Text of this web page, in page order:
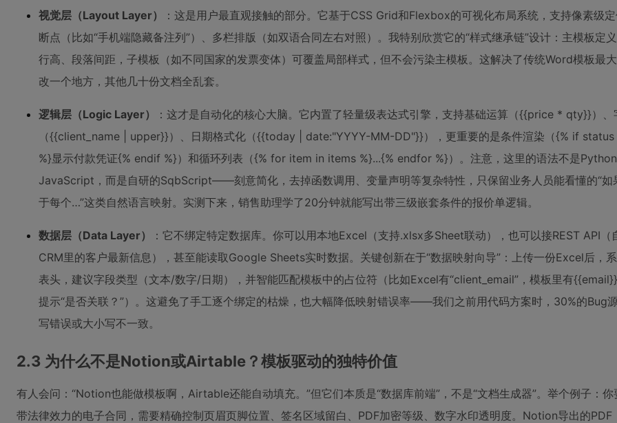
视觉层（Layout Layer）
：这是用户最直观接触的部分。它基于CSS Grid和Flexbox的可视化布局系统，支持像素级
断点（比如“手机端隐藏备注列”）、多栏排版（如双语合同左右对照）。我特别欣赏它的“样式继承链”设计：主模板定
行高、段落间距，子模板（如不同国家的发票变体）可覆盖局部样式，但不会污染主模板。这解决了传统Word模板
改一个地方，其他几十份文档全乱套。
逻辑层（Logic Layer）
：这才是自动化的核心大脑。它内置了轻量级表达式引擎，支持基础运算（{{price * qty}}）、
（{{client_name | upper}}）、日期格式化（{{today | date:"YYYY-MM-DD"}}），更重要的是条件渲染（{% if
%}显示付款凭证{% endif %}）和循环列表（{% for item in items %}...{% endfor %}）。注意，这里的语法不是
JavaScript，而是自研的SqbScript——刻意简化，去掉函数调用、变量声明等复杂特性，只保留业务人员能看懂的“如
于每个…”这类自然语言映射。实测下来，销售助理学了20分钟就能写出带三级嵌套条件的报价单逻辑。
数据层（Data Layer）
：它不绑定特定数据库。你可以用本地Excel（支持.xlsx多Sheet联动），也可以接REST API（
CRM里的客户最新信息），甚至能读取Google Sheets实时数据。关键创新在于“数据映射向导”：上传一份Excel后，
表头，建议字段类型（文本/数字/日期），并智能匹配模板中的占位符（比如Excel有“client_email”，模板里有
提示“是否关联？”）。这避免了手工逐个绑定的枯燥，也大幅降低映射错误率——我们之前用代码方案时，30%的Bug
写错误或大小写不一致。
2.3 为什么不是Notion或Airtable？模板驱动的独特价值
有人会问：“Notion也能做模板啊，Airtable还能自动填充。”但它们本质是“数据库前端”，不是“文档生成器”。举个例子：
带法律效力的电子合同，需要精确控制页眉页脚位置、签名区域留白、PDF加密等级、数字水印透明度。Notion导出的PDF